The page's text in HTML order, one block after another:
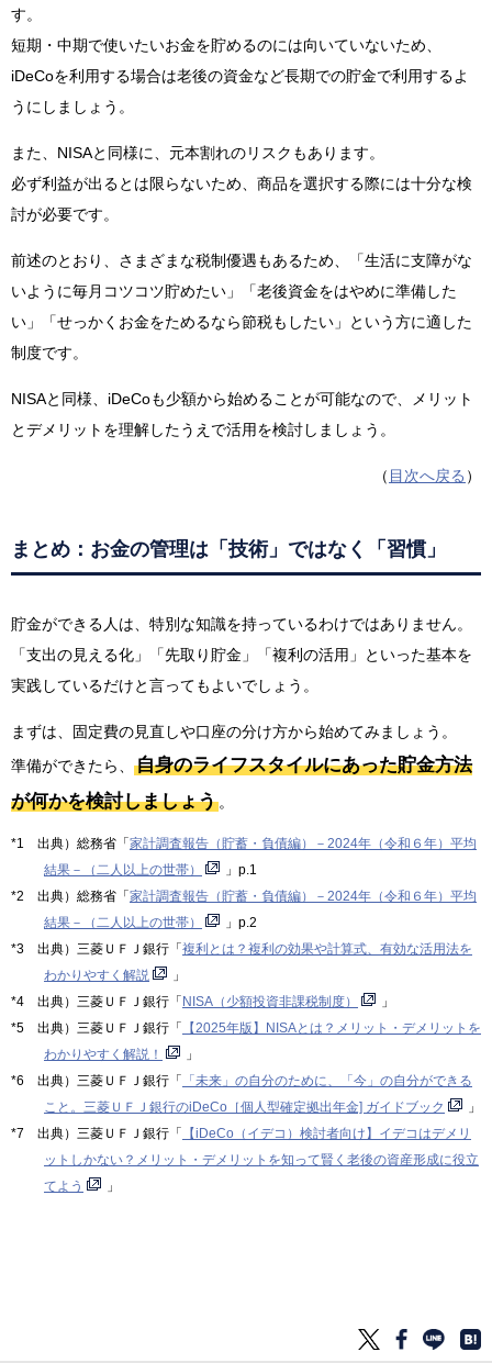
す。
短期・中期で使いたいお金を貯めるのには向いていないため、
iDeCoを利用する場合は老後の資金など長期での貯金で利用するよ
うにしましょう。
また、NISAと同様に、元本割れのリスクもあります。
必ず利益が出るとは限らないため、商品を選択する際には十分な検
討が必要です。
前述のとおり、さまざまな税制優遇もあるため、「生活に支障がな
いように毎月コツコツ貯めたい」「老後資金をはやめに準備した
い」「せっかくお金をためるなら節税もしたい」という方に適した
制度です。
NISAと同様、iDeCoも少額から始めることが可能なので、メリット
とデメリットを理解したうえで活用を検討しましょう。
（ 目次へ戻る ）
まとめ：お金の管理は「技術」ではなく「習慣」
貯金ができる人は、特別な知識を持っているわけではありません。
「支出の見える化」「先取り貯金」「複利の活用」といった基本を
実践しているだけと言ってもよいでしょう。
まずは、固定費の見直しや口座の分け方から始めてみましょう。
準備ができたら、
自身のライフスタイルにあった貯金方法
が何かを検討しましょう。
*1 出典）総務省「 家計調査報告（貯蓄・負債編）－2024年（令和６年）平均
結果－（二人以上の世帯）
」p.1
*2 出典）総務省「 家計調査報告（貯蓄・負債編）－2024年（令和６年）平均
結果－（二人以上の世帯）
」p.2
*3 出典）三菱ＵＦＪ銀行「 複利とは？複利の効果や計算式、有効な活用法を
わかりやすく解説
」
*4 出典）三菱ＵＦＪ銀行「 NISA（少額投資非課税制度）
」
*5 出典）三菱ＵＦＪ銀行「
【2025年版】NISAとは？メリット・デメリットを
わかりやすく解説！
」
*6 出典）三菱ＵＦＪ銀行「
「未来」の自分のために、「今」の自分ができる
こと。三菱ＵＦＪ銀行のiDeCo［個人型確定拠出年金] ガイドブック
」
*7 出典）三菱ＵＦＪ銀行「
【iDeCo（イデコ）検討者向け】イデコはデメリ
ットしかない？メリット・デメリットを知って賢く老後の資産形成に役立
てよう
」